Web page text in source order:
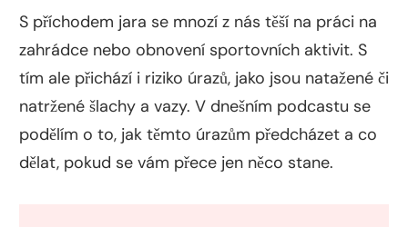
S příchodem jara se mnozí z nás těší na práci na
zahrádce nebo obnovení sportovních aktivit. S
tím ale přichází i riziko úrazů, jako jsou natažené či
natržené šlachy a vazy. V dnešním podcastu se
podělím o to, jak těmto úrazům předcházet a co
dělat, pokud se vám přece jen něco stane.